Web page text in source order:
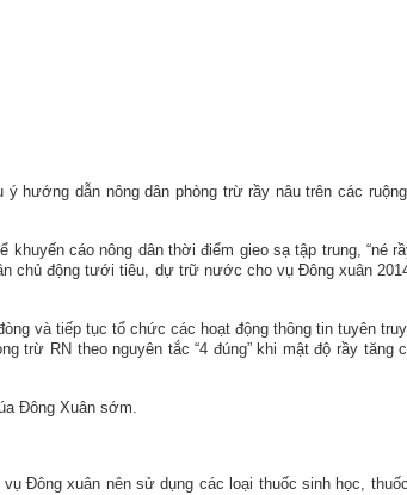
hướng dẫn nông dân phòng trừ rầy nâu trên các
cáo nông dân thời điểm gieo sạ tập trung, “né
chủ động tưới tiêu, dự trữ nước cho vụ Đông xuân
và tiếp tục tổ chức các hoạt động thông tin tuyên
trừ RN theo nguyên tắc “4 đúng” khi mật độ rầy tăng
Đông Xuân sớm.
Đông xuân nên sử dụng các loại thuốc sinh học,